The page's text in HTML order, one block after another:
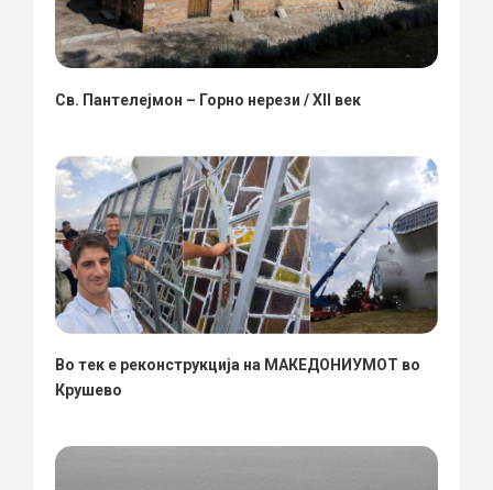
Св. Пантелејмон – Горно нерези / XII век
Во тек е реконструкција на МАКЕДОНИУМОТ во
Крушево